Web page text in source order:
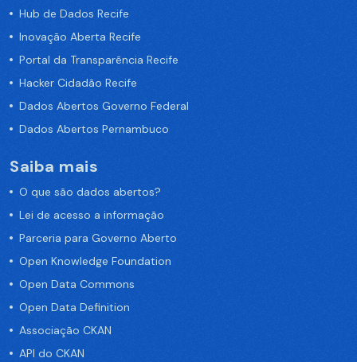
Hub de Dados Recife
Inovação Aberta Recife
Portal da Transparência Recife
Hacker Cidadão Recife
Dados Abertos Governo Federal
Dados Abertos Pernambuco
Saiba mais
O que são dados abertos?
Lei de acesso a informação
Parceria para Governo Aberto
Open Knowledge Foundation
Open Data Commons
Open Data Definition
Associação CKAN
API do CKAN